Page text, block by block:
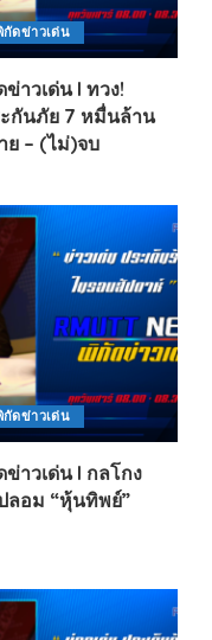
ดข่าวเด่น
าวเด่น l ทวง!
กันภัย 7 หมื่นล้าน
ย – (ไม่)จบ
ดข่าวเด่น
าวเด่น l กลโกง
ลอม “หุ้นทิพย์”